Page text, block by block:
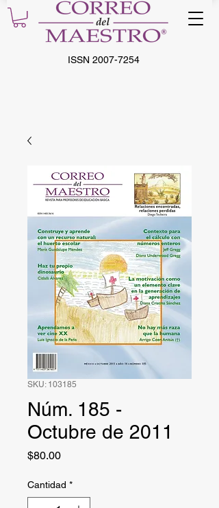
ISSN 2007-7254
SKU: 103185
Núm. 185 -
Octubre de 2011
$80.00Precio
Cantidad *